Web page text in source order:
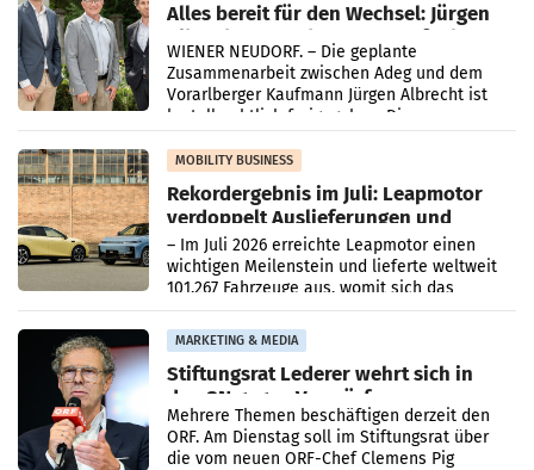
Alles bereit für den Wechsel: Jürgen
Albrecht setzt ab 1.1.2027 auf Adeg
WIENER NEUDORF. – Die geplante
Zusammenarbeit zwischen Adeg und dem
Vorarlberger Kaufmann Jürgen Albrecht ist
kartellrechtlich freigegeben: Die
Bundeswettbewerbsbehörde und der
Bundeskartellanwalt
MOBILITY BUSINESS
Rekordergebnis im Juli: Leapmotor
verdoppelt Auslieferungen und
überschreitet die 100.000er-Marke
– Im Juli 2026 erreichte Leapmotor einen
wichtigen Meilenstein und lieferte weltweit
101.267 Fahrzeuge aus, womit sich das
Ergebnis gegenüber Juli 2025 mehr als
verdoppelte (+102
MARKETING & MEDIA
Stiftungsrat Lederer wehrt sich in
den SN gegen Vorwürfe
Mehrere Themen beschäftigen derzeit den
ORF. Am Dienstag soll im Stiftungsrat über
die vom neuen ORF-Chef Clemens Pig